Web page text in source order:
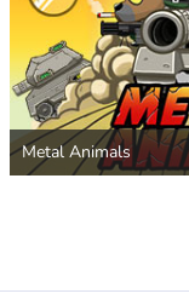
Metal Animals